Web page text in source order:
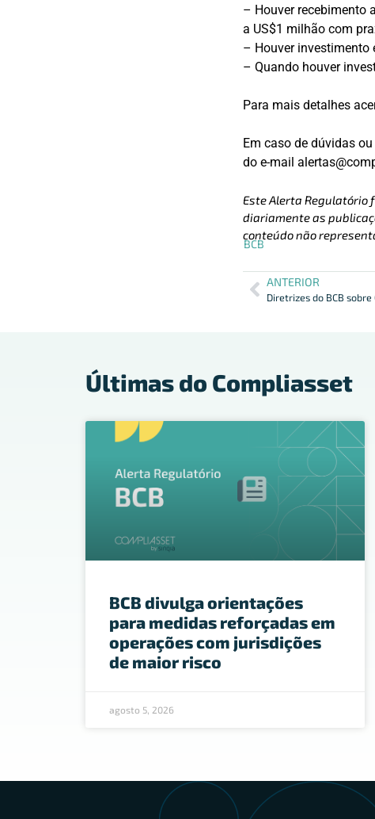
– Houver recebimento
a US$1 milhão com
– Houver investimento
– Quando houver
Para mais detalhes
Em caso de dúvidas
do e-mail
Este Alerta Regulatório
diariamente as
conteúdo não
BCB
ANTERIOR
Últimas do Compliasset
BCB divulga orientações
para medidas reforçadas em
operações com jurisdições
de maior risco
agosto 5, 2026